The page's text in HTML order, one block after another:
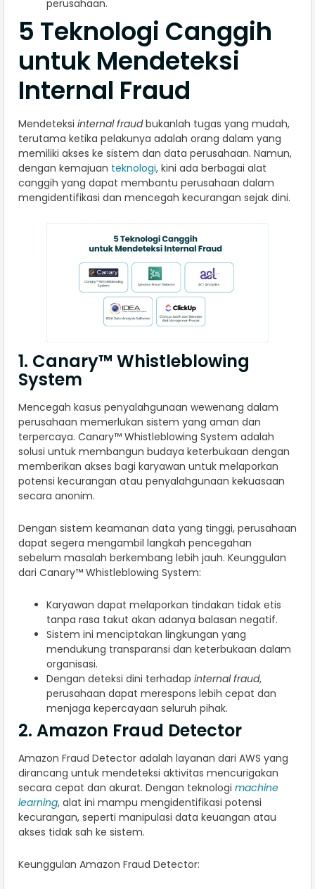
perusahaan.
5 Teknologi Canggih
untuk Mendeteksi
Internal Fraud
Mendeteksi internal fraudbukanlah tugas yang mudah,
terutama ketika pelakunya adalah orang dalam yang
memiliki akses ke sistem dan data perusahaan. Namun,
dengan kemajuan teknologi, kini ada berbagai alat
canggih yang dapat membantu perusahaan dalam
mengidentifikasi dan mencegah kecurangan sejak dini.
1. Canary™ Whistleblowing
System
Mencegah kasus penyalahgunaan wewenang dalam
perusahaan memerlukan sistem yang aman dan
terpercaya. Canary™ Whistleblowing System adalah
solusi untuk membangun budaya keterbukaan dengan
memberikan akses bagi karyawan untuk melaporkan
potensi kecurangan atau penyalahgunaan kekuasaan
secara anonim.
Dengan sistem keamanan data yang tinggi, perusahaan
dapat segera mengambil langkah pencegahan
sebelum masalah berkembang lebih jauh. Keunggulan
dari Canary™ Whistleblowing System:
Karyawan dapat melaporkan tindakan tidak etis
tanpa rasa takut akan adanya balasan negatif.
Sistem ini menciptakan lingkungan yang
mendukung transparansi dan keterbukaan dalam
organisasi.
Dengan deteksi dini terhadap internal fraud,
perusahaan dapat merespons lebih cepat dan
menjaga kepercayaan seluruh pihak.
2. Amazon Fraud Detector
Amazon Fraud Detector adalah layanan dari AWS yang
dirancang untuk mendeteksi aktivitas mencurigakan
secara cepat dan akurat. Dengan teknologi machine
learning, alat ini mampu mengidentifikasi potensi
kecurangan, seperti manipulasi data keuangan atau
akses tidak sah ke sistem.
Keunggulan Amazon Fraud Detector: